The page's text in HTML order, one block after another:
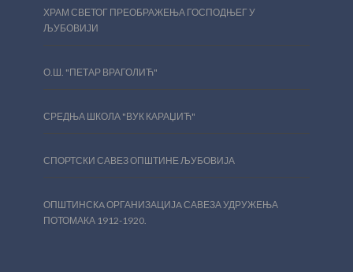
ХРАМ СВЕТОГ ПРЕОБРАЖЕЊА ГОСПОДЊЕГ У
ЉУБОВИЈИ
О.Ш. "ПЕТАР ВРАГОЛИЋ"
СРЕДЊА ШКОЛА "ВУК КАРАЏИЋ"
СПОРТСКИ САВЕЗ ОПШТИНЕ ЉУБОВИЈА
ОПШТИНСКA ОРГАНИЗАЦИЈA САВЕЗА УДРУЖЕЊА
ПОТОМАКА 1912-1920.